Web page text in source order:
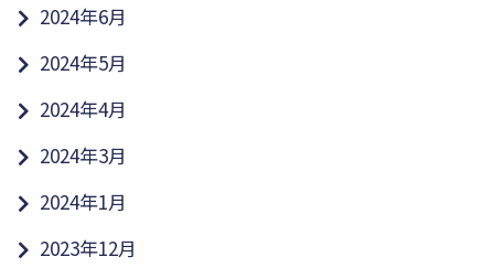
2024年6月
2024年5月
2024年4月
2024年3月
2024年1月
2023年12月